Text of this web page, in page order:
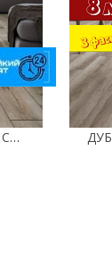
ДУБ ГОЛДАП 52600 ЛАМІНАТ CLASSEN TREND 4V WR